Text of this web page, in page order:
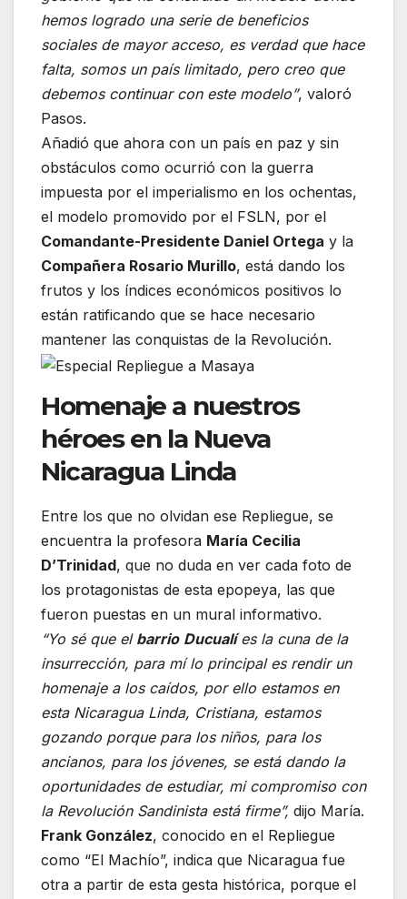
hemos logrado una serie de beneficios
sociales de mayor acceso, es verdad que hace
falta, somos un país limitado, pero creo que
debemos continuar con este modelo”, valoró
Pasos.
Añadió que ahora con un país en paz y sin
obstáculos como ocurrió con la guerra
impuesta por el imperialismo en los ochentas,
el modelo promovido por el FSLN, por el
Comandante-Presidente Daniel Ortega y la
Compañera Rosario Murillo, está dando los
frutos y los índices económicos positivos lo
están ratificando que se hace necesario
mantener las conquistas de la Revolución.
Homenaje a nuestros
héroes en la Nueva
Nicaragua Linda
Entre los que no olvidan ese Repliegue, se
encuentra la profesora María Cecilia
D’Trinidad, que no duda en ver cada foto de
los protagonistas de esta epopeya, las que
fueron puestas en un mural informativo.
“Yo sé que el barrio Ducualíes la cuna de la
insurrección, para mí lo principal es rendir un
homenaje a los caídos, por ello estamos en
esta Nicaragua Linda, Cristiana, estamos
gozando porque para los niños, para los
ancianos, para los jóvenes, se está dando la
oportunidades de estudiar, mi compromiso con
la Revolución Sandinista está firme”, dijo María.
Frank González, conocido en el Repliegue
como “El Machío”, indica que Nicaragua fue
otra a partir de esta gesta histórica, porque el